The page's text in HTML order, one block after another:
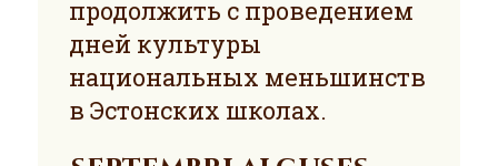
продолжить с проведением
дней культуры
национальных меньшинств
в Эстонских школах.